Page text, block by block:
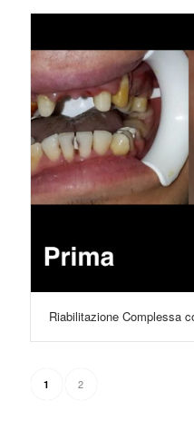
Riabilitazione Complessa
1 2